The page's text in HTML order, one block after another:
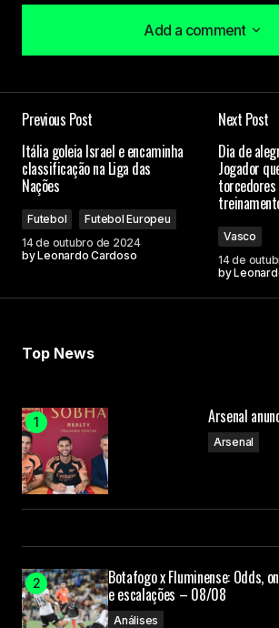
Add a comment
Add a comment
Campos obrigatórios são
Submit Comment
Previous Post
Itália goleia Israel e encaminha
classificação na Liga das
Nações
Futebol
Futebol Europeu
14 de outubro de 2024
byLeonardo Cardoso
Next Post
Dia de
Jogador
Vasco
14 de
by
Top News
Arsenal
Arsenal
Botafogo x Fluminense: Odds,
e escalações – 08/08
Análises